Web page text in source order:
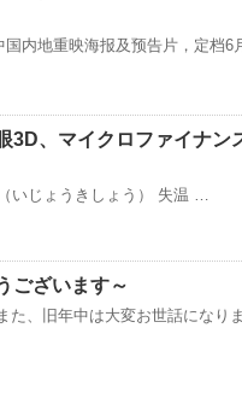
内地重映海报及预告片，定档6
3D、マイクロファイナン
いじょうきしょう） 失温 …
ございます～
た、旧年中は大変お世話になり